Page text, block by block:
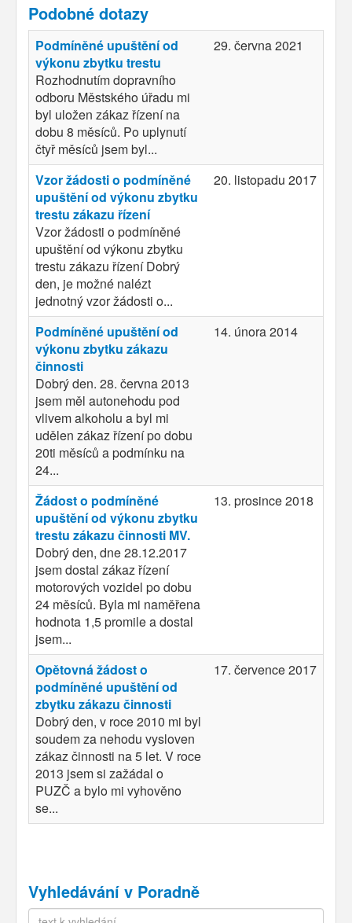
Podobné dotazy
Podmíněné upuštění od
výkonu zbytku trestu
Rozhodnutím dopravního
odboru Městského úřadu mi
byl uložen zákaz řízení na
dobu 8 měsíců. Po uplynutí
čtyř měsíců jsem byl...
29. června 2021
Vzor žádosti o podmíněné
upuštění od výkonu zbytku
trestu zákazu řízení
Vzor žádosti o podmíněné
upuštění od výkonu zbytku
trestu zákazu řízení Dobrý
den, je možné nalézt
jednotný vzor žádosti o...
20. listopadu 2017
Podmíněné upuštění od
výkonu zbytku zákazu
činnosti
Dobrý den. 28. června 2013
jsem měl autonehodu pod
vlivem alkoholu a byl mi
udělen zákaz řízení po dobu
20ti měsíců a podmínku na
24...
14. února 2014
Žádost o podmíněné
upuštění od výkonu zbytku
trestu zákazu činnosti MV.
Dobrý den, dne 28.12.2017
jsem dostal zákaz řízení
motorových vozidel po dobu
24 měsíců. Byla mi naměřena
hodnota 1,5 promile a dostal
jsem...
13. prosince 2018
Opětovná žádost o
podmíněné upuštění od
zbytku zákazu činnosti
Dobrý den, v roce 2010 mi byl
soudem za nehodu vysloven
zákaz činnosti na 5 let. V roce
2013 jsem si zažádal o
PUZČ a bylo mi vyhověno
se...
17. července 2017
Vyhledávání v Poradně